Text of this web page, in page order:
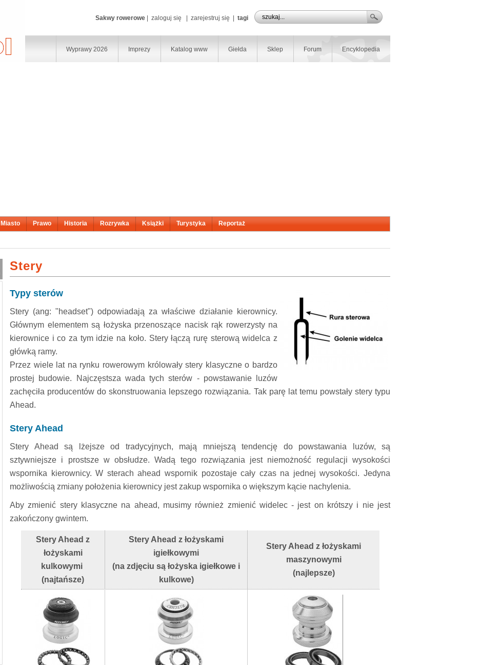
Sakwy rowerowe zaloguj się zarejestruj się tagi
Encyklopedia
Forum
Sklep
Giełda
Katalog www
Imprezy
Wyprawy 2026
Miasto Prawo Historia Rozrywka Książki Turystyka Reportaż
Stery
Typy sterów
Stery (ang: "headset") odpowiadają za właściwe działanie kierownicy.
Głównym elementem są łożyska przenoszące nacisk rąk rowerzysty na
kierownice i co za tym idzie na koło. Stery łączą rurę sterową widelca z
główką ramy.
Przez wiele lat na rynku rowerowym królowały stery klasyczne o bardzo
prostej budowie. Najczęstsza wada tych sterów - powstawanie luzów
zachęciła producentów do skonstruowania lepszego rozwiązania. Tak parę lat temu powstały stery typu
Ahead.
Stery Ahead
Stery Ahead są lżejsze od tradycyjnych, mają mniejszą tendencję do powstawania luzów, są
sztywniejsze i prostsze w obsłudze. Wadą tego rozwiązania jest niemożność regulacji wysokości
wspornika kierownicy. W sterach ahead wspornik pozostaje cały czas na jednej wysokości. Jedyna
możliwością zmiany położenia kierownicy jest zakup wspornika o większym kącie nachylenia.
Aby zmienić stery klasyczne na ahead, musimy również zmienić widelec - jest on krótszy i nie jest
zakończony gwintem.
Stery Ahead z
łożyskami
kulkowymi
(najtańsze)
Stery Ahead z łożyskami
igiełkowymi
(na zdjęciu są łożyska igiełkowe i
kulkowe)
Stery Ahead z łożyskami
maszynowymi
(najlepsze)